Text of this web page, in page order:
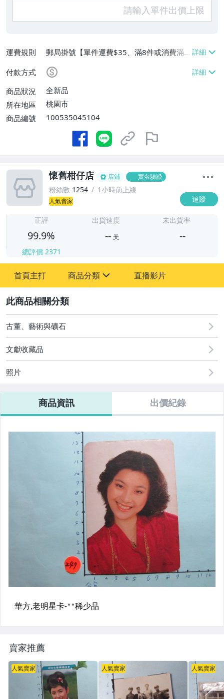
運費規則
郵局掛號【單件運費$35、滿8件或消費滿
$3500免運費】
付款方式
商品狀況
全新品
所在地區
桃園市
商品編號
100535045104
懷舊柑仔店 店鋪 實名驗證
粉絲數 1254 1小時前上線
人氣賣家 追蹤
正評
99.9%
總評價 2371
出貨速度
-- 天
未出貨率
--
首頁主打 商品分類
其它
直播影片
古董、藝術與礦石
文獻收藏品
照片
商品資訊 出價紀錄
賣家推薦
人氣賣家 人氣賣家 人氣賣家